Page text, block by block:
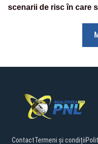
scenarii de risc în care
ContactTermeni și condiții